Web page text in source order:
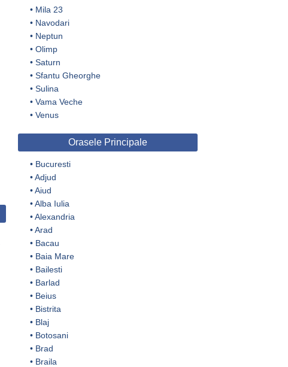
• Mila 23
• Navodari
• Neptun
• Olimp
• Saturn
• Sfantu Gheorghe
• Sulina
• Vama Veche
• Venus
Orasele Principale
• Bucuresti
•Adjud
•Aiud
•Alba Iulia
•Alexandria
•Arad
• Bacau
• Baia Mare
• Bailesti
• Barlad
• Beius
• Bistrita
• Blaj
• Botosani
• Brad
• Braila